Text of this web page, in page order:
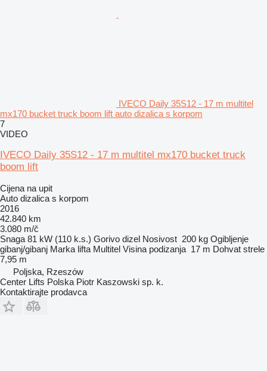
IVECO Daily 35S12 - 17 m multitel
mx170 bucket truck boom lift auto dizalica s korpom
7
VIDEO
IVECO Daily 35S12 - 17 m multitel mx170 bucket truck
boom lift
Cijena na upit
Auto dizalica s korpom
2016
42.840 km
3.080 m/č
Snaga 81 kW (110 k.s.) Gorivo dizel Nosivost 200 kg Ogibljenje
gibanj/gibanj Marka lifta Multitel Visina podizanja 17 m Dohvat strele
7,95 m
Poljska, Rzeszów
Center Lifts Polska Piotr Kaszowski sp. k.
Kontaktirajte prodavca